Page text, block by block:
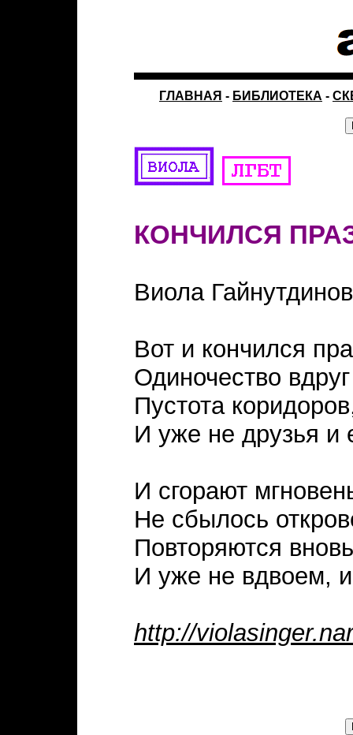
ГЛАВНАЯ - БИБЛИОТЕКА -
КОНЧИЛСЯ
Виола
Вот и кончился
Одиночество
Пустота
И уже не друзья и
И сгорают
Не сбылось
Повторяются
И уже не вдвоем,
http://